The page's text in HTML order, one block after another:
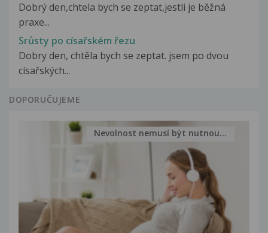
Dobrý den,chtela bych se zeptat,jestli je běžná
praxe...
Srůsty po císařském řezu
Dobry den, chtěla bych se zeptat. jsem po dvou
císařských...
DOPORUČUJEME
Nevolnost nemusí být nutnou...